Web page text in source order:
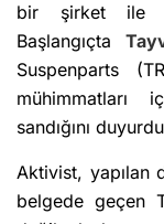
bir şirket ile
Başlangıçta
Suspenparts
mühimmatları
sandığını
Aktivist, yapılan
belgede geçen